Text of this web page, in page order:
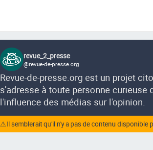
revue_2_presse
@revue-de-presse.org
Revue-de-presse.org est un projet
s'adresse à toute personne curieuse
l'influence des médias sur l'opinion.
⚠Il semblerait qu'il n'y a pas de contenu disponible